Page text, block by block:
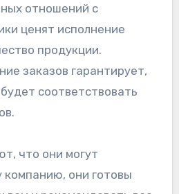
отношений с
ценят исполнение
продукции.
заказов гарантирует,
соответствовать
что они могут
компанию, они готовы